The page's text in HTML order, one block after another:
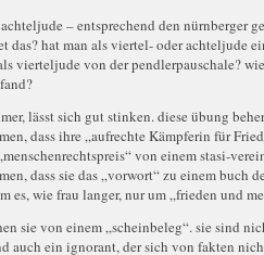
– entsprechend den nürnberger
das? hat man als viertel- oder achteljude
vierteljude von der pendlerpauschale?
lässt sich gut stinken. diese übung
dass ihre „aufrechte Kämpferin für
von einem stasi-
dass sie das „vorwort“ zu einem buch
es, wie frau langer, nur um „frieden und
sie von einem „scheinbeleg“. sie sind
auch ein ignorant, der sich von fakten